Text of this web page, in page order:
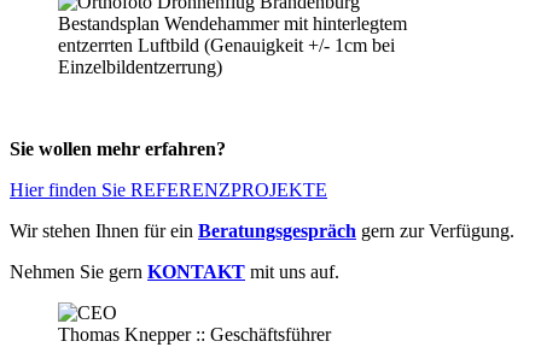
Bestandsplan Wendehammer mit hinterlegtem
entzerrten Luftbild (Genauigkeit +/- 1cm bei
Einzelbildentzerrung)
Sie wollen mehr erfahren?
Hier finden Sie REFERENZPROJEKTE
Wir stehen Ihnen für ein Beratungsgespräch gern zur Verfügung.
Nehmen Sie gern KONTAKT mit uns auf.
Thomas Knepper :: Geschäftsführer